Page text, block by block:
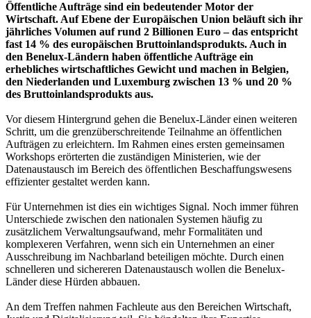
Öffentliche Aufträge sind ein bedeutender Motor der
Wirtschaft. Auf Ebene der Europäischen Union beläuft sich ihr
jährliches Volumen auf rund 2 Billionen Euro – das entspricht
fast 14 % des europäischen Bruttoinlandsprodukts. Auch in
den Benelux-Ländern haben öffentliche Aufträge ein
erhebliches wirtschaftliches Gewicht und machen in Belgien,
den Niederlanden und Luxemburg zwischen 13 % und 20 %
des Bruttoinlandsprodukts aus.
Vor diesem Hintergrund gehen die Benelux-Länder einen weiteren
Schritt, um die grenzüberschreitende Teilnahme an öffentlichen
Aufträgen zu erleichtern. Im Rahmen eines ersten gemeinsamen
Workshops erörterten die zuständigen Ministerien, wie der
Datenaustausch im Bereich des öffentlichen Beschaffungswesens
effizienter gestaltet werden kann.
Für Unternehmen ist dies ein wichtiges Signal. Noch immer führen
Unterschiede zwischen den nationalen Systemen häufig zu
zusätzlichem Verwaltungsaufwand, mehr Formalitäten und
komplexeren Verfahren, wenn sich ein Unternehmen an einer
Ausschreibung im Nachbarland beteiligen möchte. Durch einen
schnelleren und sichereren Datenaustausch wollen die Benelux-
Länder diese Hürden abbauen.
An dem Treffen nahmen Fachleute aus den Bereichen Wirtschaft,